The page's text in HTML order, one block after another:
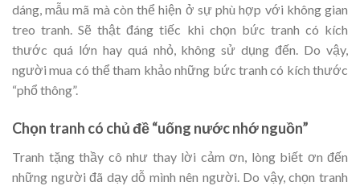
dáng, mẫu mã mà còn thể hiện ở sự phù hợp với không gian
treo tranh. Sẽ thật đáng tiếc khi chọn bức tranh có kích
thước quá lớn hay quá nhỏ, không sử dụng đến. Do vậy,
người mua có thể tham khảo những bức tranh có kích thước
“phổ thông”.
Chọn tranh có chủ đề “uống nước nhớ nguồn”
Tranh tặng thầy cô như thay lời cảm ơn, lòng biết ơn đến
những người đã dạy dỗ mình nên người. Do vậy, chọn tranh